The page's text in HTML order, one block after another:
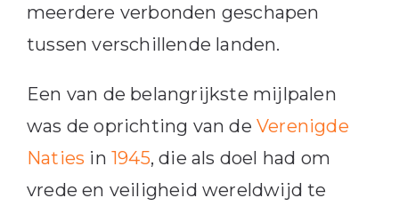
meerdere verbonden geschapen
tussen verschillende landen.
Een van de belangrijkste mijlpalen
was de oprichting van de Verenigde
Naties in 1945, die als doel had om
vrede en veiligheid wereldwijd te